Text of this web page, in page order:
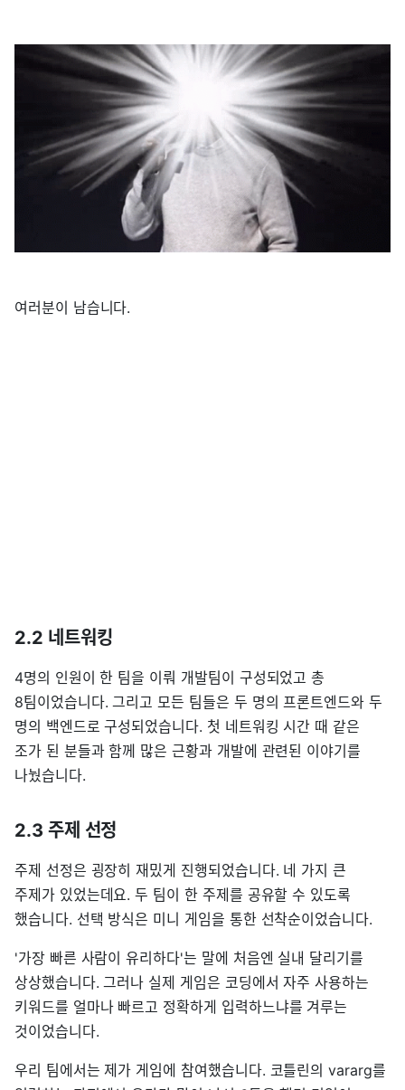
여러분이 남습니다.
2.2 네트워킹
4명의 인원이 한 팀을 이뤄 개발팀이 구성되었고 총
8팀이었습니다. 그리고 모든 팀들은 두 명의 프론트엔드와 두
명의 백엔드로 구성되었습니다. 첫 네트워킹 시간 때 같은
조가 된 분들과 함께 많은 근황과 개발에 관련된 이야기를
나눴습니다.
2.3 주제 선정
주제 선정은 굉장히 재밌게 진행되었습니다. 네 가지 큰
주제가 있었는데요. 두 팀이 한 주제를 공유할 수 있도록
했습니다. 선택 방식은 미니 게임을 통한 선착순이었습니다.
'가장 빠른 사람이 유리하다'는 말에 처음엔 실내 달리기를
상상했습니다. 그러나 실제 게임은 코딩에서 자주 사용하는
키워드를 얼마나 빠르고 정확하게 입력하느냐를 겨루는
것이었습니다.
우리 팀에서는 제가 게임에 참여했습니다. 코틀린의 vararg를